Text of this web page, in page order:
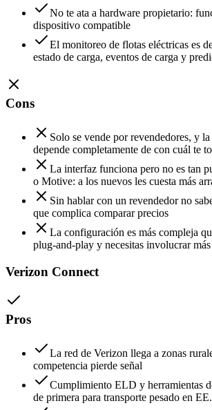
No te ata a hardware propietario:
dispositivo compatible
El monitoreo de flotas eléctricas es
estado de carga, eventos de carga y
Cons
Solo se vende por revendedores, y
depende completamente de con cuál te
La interfaz funciona pero no es tan
o Motive: a los nuevos les cuesta más
Sin hablar con un revendedor no
que complica comparar precios
La configuración es más compleja
plug-and-play y necesitas involucrar
Verizon Connect
Pros
La red de Verizon llega a zonas
competencia pierde señal
Cumplimiento ELD y herramientas
de primera para transporte pesado en